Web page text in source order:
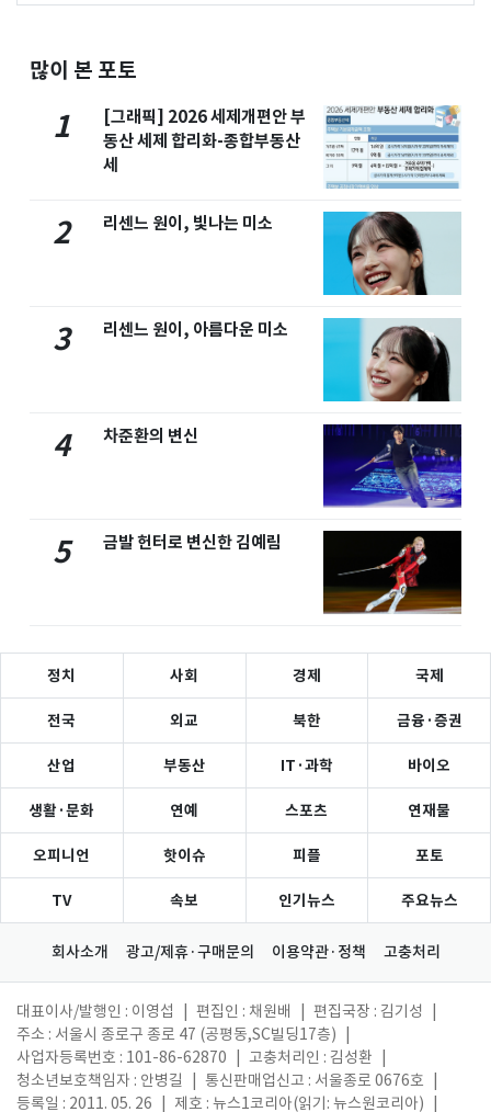
많이 본 포토
1
[그래픽] 2026 세제개편안 부
동산 세제 합리화-종합부동산
세
2 리센느 원이, 빛나는 미소
3 리센느 원이, 아름다운 미소
4 차준환의 변신
5 금발 헌터로 변신한 김예림
정치 사회 경제 국제
전국 외교 북한 금융·증권
산업 부동산 IT·과학 바이오
생활·문화 연예 스포츠 연재물
오피니언 핫이슈 피플 포토
TV 속보 인기뉴스 주요뉴스
회사소개 광고/제휴·구매문의 이용약관·정책 고충처리
대표이사/발행인 : 이영섭 편집인 : 채원배 편집국장 : 김기성
주소 : 서울시 종로구 종로 47 (공평동,SC빌딩17층)
사업자등록번호 : 101-86-62870
고충처리인 : 김성환
청소년보호책임자 : 안병길
통신판매업신고 : 서울종로 0676호
등록일 : 2011. 05. 26
제호 : 뉴스1코리아(읽기: 뉴스원코리아)